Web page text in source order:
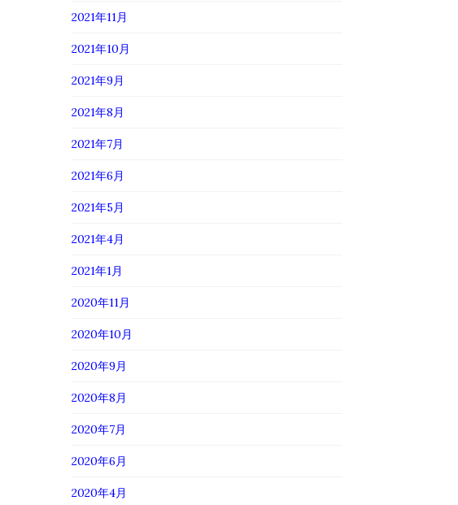
2021年11月
2021年10月
2021年9月
2021年8月
2021年7月
2021年6月
2021年5月
2021年4月
2021年1月
2020年11月
2020年10月
2020年9月
2020年8月
2020年7月
2020年6月
2020年4月